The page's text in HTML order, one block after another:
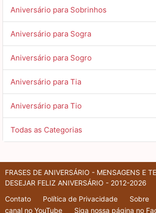
Aniversário para Sobrinhos
Aniversário para Sogra
Aniversário para Sogro
Aniversário para Tia
Aniversário para Tio
Todas as Categorias
FRASES DE ANIVERSÁRIO - MENSAGENS E
DESEJAR FELIZ ANIVERSÁRIO - 2012-2026
Contato
Política de Privacidade Sobre
canal no YouTube
Siga nossa página no